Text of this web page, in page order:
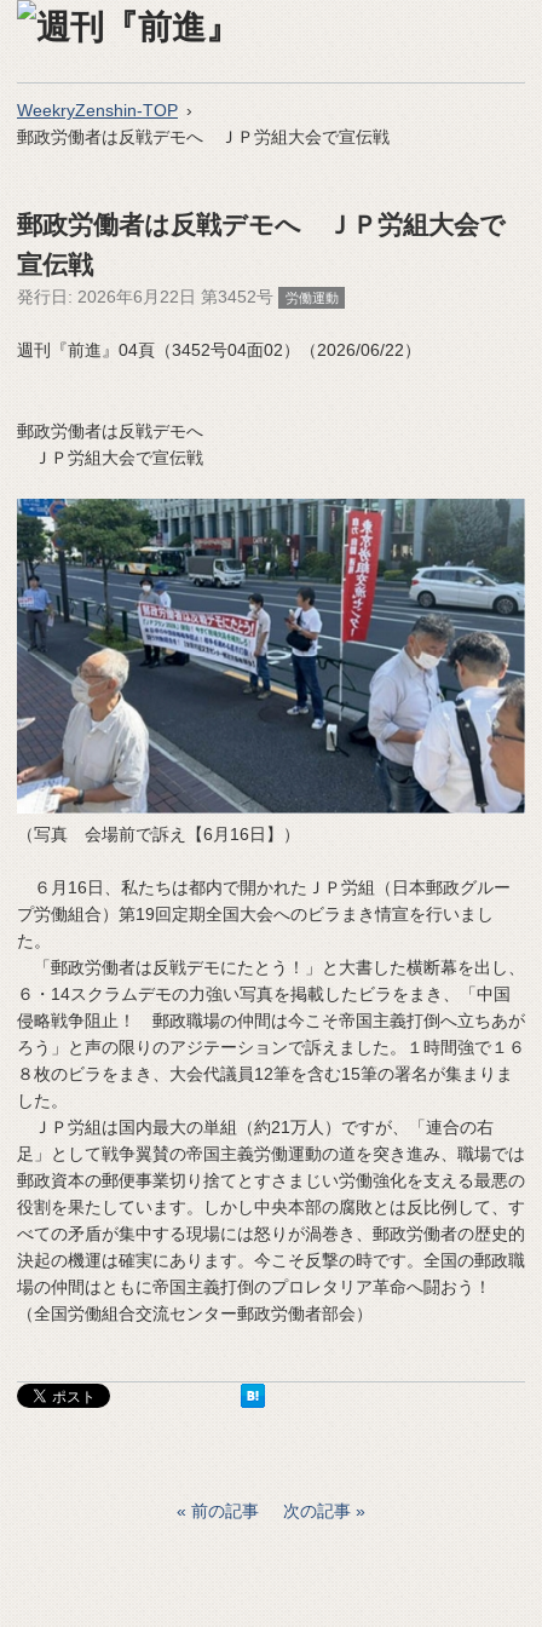
WeekryZenshin-TOP
郵政労働者は反戦デモへ ＪＰ労組大会で宣伝戦
郵政労働者は反戦デモへ ＪＰ労組大会で
宣伝戦
発行日: 2026年6月22日 第3452号 労働運動
週刊『前進』04頁（3452号04面02）（2026/06/22）
郵政労働者は反戦デモへ
ＪＰ労組大会で宣伝戦
（写真 会場前で訴え【6月16日】）
６月16日、私たちは都内で開かれたＪＰ労組（日本郵政グルー
プ労働組合）第19回定期全国大会へのビラまき情宣を行いまし
た。
「郵政労働者は反戦デモにたとう！」と大書した横断幕を出し、
６・14スクラムデモの力強い写真を掲載したビラをまき、「中国
侵略戦争阻止！ 郵政職場の仲間は今こそ帝国主義打倒へ立ちあが
ろう」と声の限りのアジテーションで訴えました。１時間強で１６
８枚のビラをまき、大会代議員12筆を含む15筆の署名が集まりま
した。
ＪＰ労組は国内最大の単組（約21万人）ですが、「連合の右
足」として戦争翼賛の帝国主義労働運動の道を突き進み、職場では
郵政資本の郵便事業切り捨てとすさまじい労働強化を支える最悪の
役割を果たしています。しかし中央本部の腐敗とは反比例して、す
べての矛盾が集中する現場には怒りが渦巻き、郵政労働者の歴史的
決起の機運は確実にあります。今こそ反撃の時です。全国の郵政職
場の仲間はともに帝国主義打倒のプロレタリア革命へ闘おう！
（全国労働組合交流センター郵政労働者部会）
前の記事 次の記事